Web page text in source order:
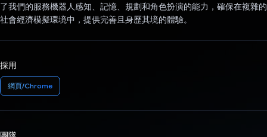
了我們的服務機器人感知、記憶、規劃和角色扮演的能力，確保在複雜的
社會經濟模擬環境中，提供完善且身歷其境的體驗。
採用
網頁/Chrome